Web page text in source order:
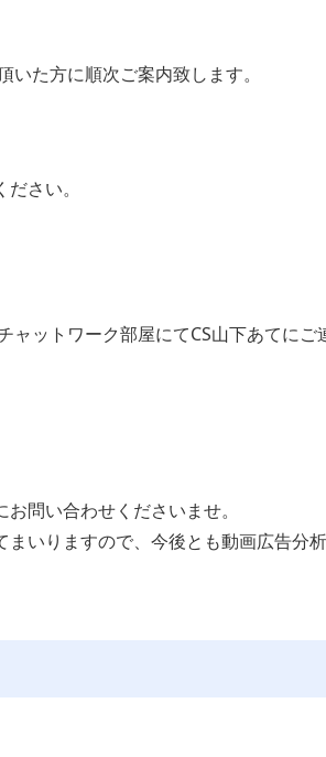
た方に順次ご案内致します。
さい。
ットワーク部屋にてCS山下あてにご
問い合わせくださいませ。
いりますので、今後とも動画広告分